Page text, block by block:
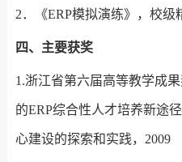
2．《ERP模拟演练》，校
四、主要获奖
1.浙江省第六届高等教学成
的ERP综合性人才培养新途
心建设的探索和实践，2009